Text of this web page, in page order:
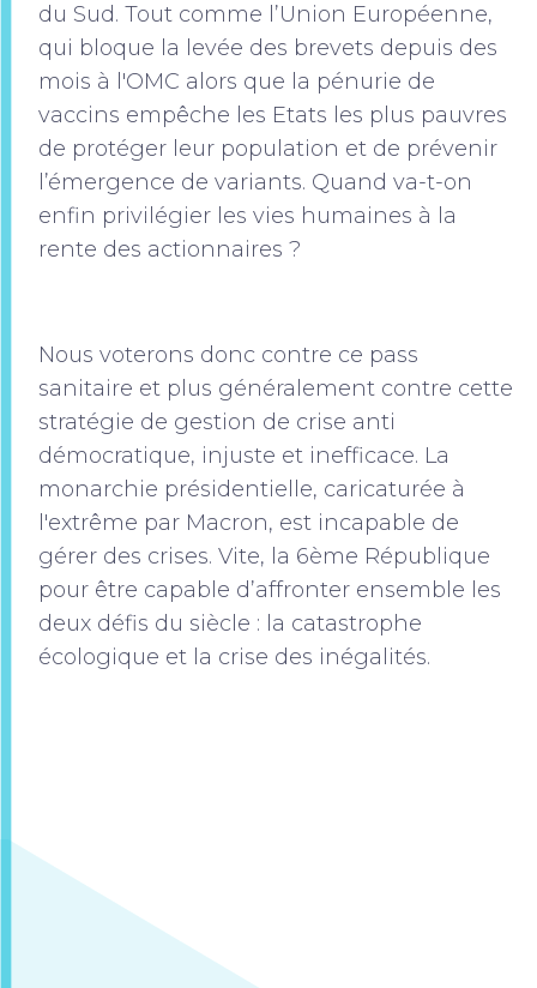
du Sud. Tout comme l’Union Européenne,
qui bloque la levée des brevets depuis des
mois à l'OMC alors que la pénurie de
vaccins empêche les Etats les plus pauvres
de protéger leur population et de prévenir
l’émergence de variants. Quand va-t-on
enfin privilégier les vies humaines à la
rente des actionnaires ?
Nous voterons donc contre ce pass
sanitaire et plus généralement contre cette
stratégie de gestion de crise anti
démocratique, injuste et inefficace. La
monarchie présidentielle, caricaturée à
l'extrême par Macron, est incapable de
gérer des crises. Vite, la 6ème République
pour être capable d’affronter ensemble les
deux défis du siècle : la catastrophe
écologique et la crise des inégalités.